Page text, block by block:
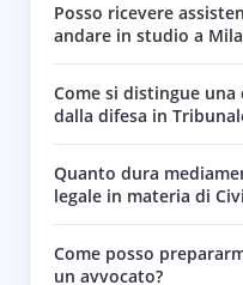
Posso ricevere
andare in studio a
Come si distingue
dalla difesa in
Quanto dura
legale in materia di
Come posso
un avvocato?